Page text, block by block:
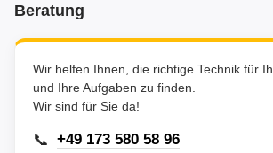
Beratung
Wir helfen Ihnen, die richtige Technik für
und Ihre Aufgaben zu finden.
Wir sind für Sie da!
📞 +49 173 580 58 96